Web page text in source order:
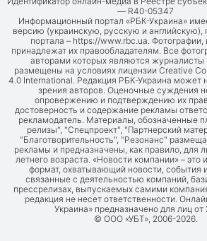
— R40-05347
Информационный портал «РБК-Украина»
версию (украинскую, русскую и английскую),
портала – https://www.rbc.ua.
принадлежат их правообладателям. Все
авторами которых являются журналисты
размещены на условиях лицензии Creative
4.0 International. Редакция РБК-Украина может
зрения авторов. Оценочные суждения
опровержению и подтверждению их
достоверность и содержание рекламы
рекламодатель. Материалы, обозначенные
релизы", "Спецпроект", "Партнерский
"Благотворительность", "Резонанс"
рекламы и предназначены, как правило, для
летнего возраста. «Новости компании» –
формат, охватывающий новости, события
связанные с деятельностью компаний,
прессрелизах, выпускаемых самими
редакция не несет ответственности.
Украина» предназначено для лиц от
© ООО «УБТ», 2006-2026.